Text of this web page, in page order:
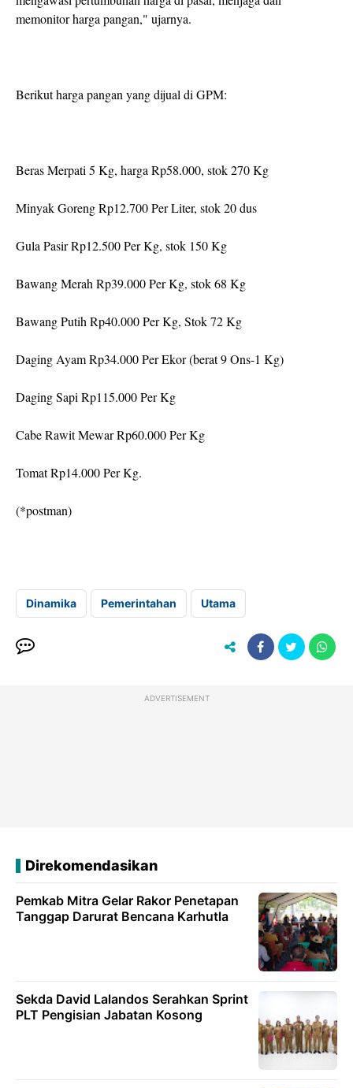
memonitor harga pangan," ujarnya.
Berikut harga pangan yang dijual di GPM:
Beras Merpati 5 Kg, harga Rp58.000, stok 270 Kg
Minyak Goreng Rp12.700 Per Liter, stok 20 dus
Gula Pasir Rp12.500 Per Kg, stok 150 Kg
Bawang Merah Rp39.000 Per Kg, stok 68 Kg
Bawang Putih Rp40.000 Per Kg, Stok 72 Kg
Daging Ayam Rp34.000 Per Ekor (berat 9 Ons-1 Kg)
Daging Sapi Rp115.000 Per Kg
Cabe Rawit Mewar Rp60.000 Per Kg
Tomat Rp14.000 Per Kg.
(*postman)
Dinamika Pemerintahan Utama
ADVERTISEMENT
Direkomendasikan
Pemkab Mitra Gelar Rakor Penetapan
Tanggap Darurat Bencana Karhutla
Sekda David Lalandos Serahkan Sprint
PLT Pengisian Jabatan Kosong